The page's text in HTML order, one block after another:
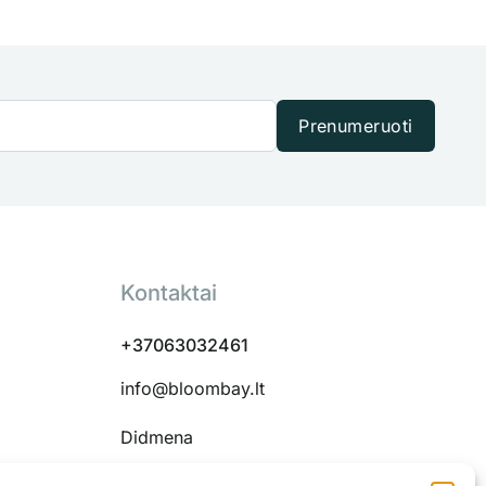
Prenumeruoti
Kontaktai
+37063032461
info@bloombay.lt
Didmena